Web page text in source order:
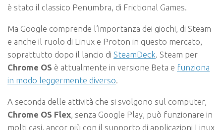
è stato il classico Penumbra, di Frictional Games.
Ma Google comprende l’importanza dei giochi, di Steam
e anche il ruolo di Linux e Proton in questo mercato,
soprattutto dopo il lancio di SteamDeck . Steam per
Chrome OS è attualmente in versione Beta e funziona
in modo leggermente diverso
A seconda delle attività che si svolgono sul computer,
Chrome OS Flex , senza Google Play, può funzionare in
molti casi, ancor più con il supporto di applicazioni Linux